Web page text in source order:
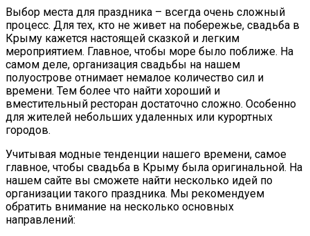
Выбор места для праздника – всегда очень сложный
процесс. Для тех, кто не живет на побережье, свадьба в
Крыму кажется настоящей сказкой и легким
мероприятием. Главное, чтобы море было поближе. На
самом деле, организация свадьбы на нашем
полуострове отнимает немалое количество сил и
времени. Тем более что найти хороший и
вместительный ресторан достаточно сложно. Особенно
для жителей небольших удаленных или курортных
городов.
Учитывая модные тенденции нашего времени, самое
главное, чтобы свадьба в Крыму была оригинальной. На
нашем сайте вы сможете найти несколько идей по
организации такого праздника. Мы рекомендуем
обратить внимание на несколько основных
направлений: